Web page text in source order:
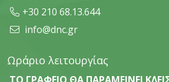
+30 210 68.13.644
info@dnc.gr
Ωράριο λειτουργίας
ΤΟ ΓΡΑΦΕΙΟ ΘΑ ΠΑΡΑΜΕΙΝΕΙ